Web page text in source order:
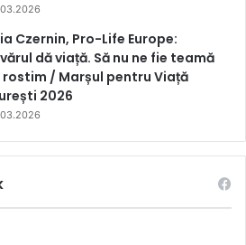
Czernin, Pro-Life Europe:
dă viață. Să nu ne fie teamă
/ Marșul pentru Viață
2026